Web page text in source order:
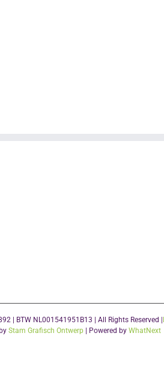
| BTW NL001541951B13 | All Rights Reserved |
Stam Grafisch Ontwerp| Powered by WhatNext